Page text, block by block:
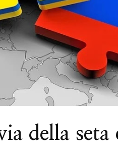
della seta